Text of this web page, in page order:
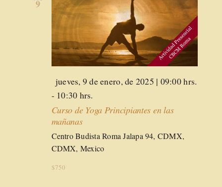
9
Destacado
jueves, 9 de enero, de 2025 | 09:00 hrs.
- 10:30 hrs.
Curso de Yoga Principiantes en las
mañanas
Centro Budista RomaJalapa 94, CDMX,
CDMX, Mexico
$750